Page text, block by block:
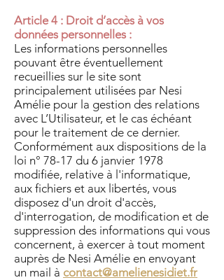
Article 4 : Droit d’accès à vos
données personnelles :
Les informations personnelles
pouvant être éventuellement
recueillies sur le site sont
principalement utilisées par Nesi
Amélie pour la gestion des relations
avec L’Utilisateur, et le cas échéant
pour le traitement de ce dernier.
Conformément aux dispositions de la
loi n° 78-17 du 6 janvier 1978
modifiée, relative à l'informatique,
aux fichiers et aux libertés, vous
disposez d'un droit d'accès,
d'interrogation, de modification et de
suppression des informations qui vous
concernent, à exercer à tout moment
auprès de Nesi Amélie en envoyant
un mail à contact@amelienesidiet.fr